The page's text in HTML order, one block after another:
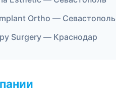
Ortho — Севастополь
Surgery — Краснодар